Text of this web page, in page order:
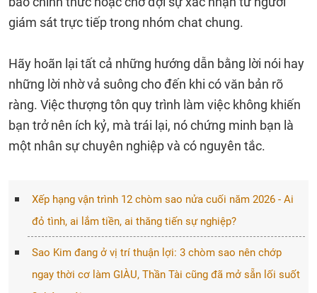
giám sát trực tiếp trong nhóm chat chung.
Hãy hoãn lại tất cả những hướng dẫn bằng lời nói hay
những lời nhờ vả suông cho đến khi có văn bản rõ
ràng. Việc thượng tôn quy trình làm việc không khiến
bạn trở nên ích kỷ, mà trái lại, nó chứng minh bạn là
một nhân sự chuyên nghiệp và có nguyên tắc.
Xếp hạng vận trình 12 chòm sao nửa cuối năm 2026 - Ai
đỏ tình, ai lắm tiền, ai thăng tiến sự nghiệp?
Sao Kim đang ở vị trí thuận lợi: 3 chòm sao nên chớp
ngay thời cơ làm GIÀU, Thần Tài cũng đã mở sẵn lối suốt